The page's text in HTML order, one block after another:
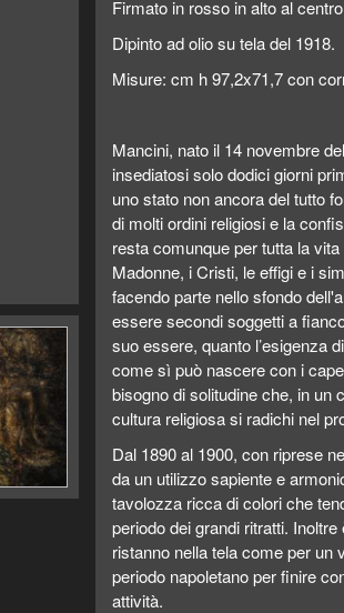
Firmato in rosso in alto al centro
Dipinto ad olio su tela del 1918.
Misure: cm h 97,2x71,7 con
Mancini, nato il 14 novembre
insediatosi solo dodici giorni
uno stato non ancora del tutto
di molti ordini religiosi e la
resta comunque per tutta la
Madonne, i Cristi, le effigi e i
facendo parte nello sfondo
essere secondi soggetti a
suo essere, quanto l’esigenza
come sì può nascere con i
bisogno di solitudine che, in un
cultura religiosa si radichi nel
Dal 1890 al 1900, con riprese
da un utilizzo sapiente e
tavolozza ricca di colori che
periodo dei grandi ritratti.
ristanno nella tela come per un
periodo napoletano per finire
attività.